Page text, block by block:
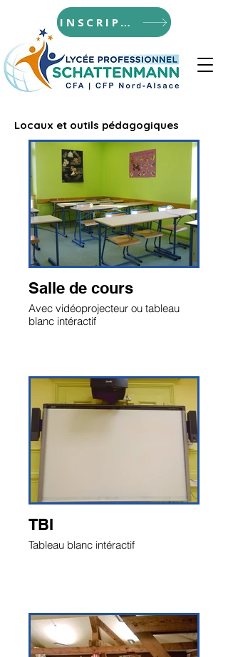
INSCRIPTIONS
Locaux et outils pédagogiques
Salle de cours
Avec vidéoprojecteur ou tableau
blanc intéractif
TBI
Tableau blanc intéractif